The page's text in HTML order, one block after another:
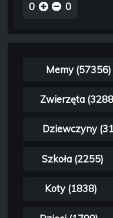
0 0
Memy (57356)
Zwierzęta
Dziewczyny
Szkoła (2255)
Koty (1838)